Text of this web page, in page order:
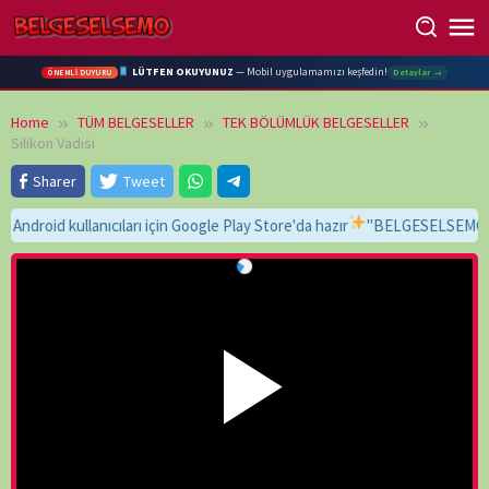
Skip
to
content
ÖNEMLİ DUYURU LÜTFEN OKUYUNUZ — Mobil uygulamamızı keşfedin! Detaylar →
Home TÜM BELGESELLER
TEK BÖLÜMLÜK BELGESELLER
Silikon Vadisi
Sharer
Tweet
kullanıcıları için Google Play Store'da hazır "BELGESELSEMO"